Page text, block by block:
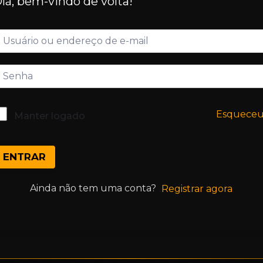
Manter logado
ENTRAR
Ainda não tem uma conta? Registrar agora